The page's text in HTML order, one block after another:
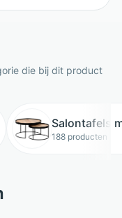
die bij dit product
Salontafels
188 producten